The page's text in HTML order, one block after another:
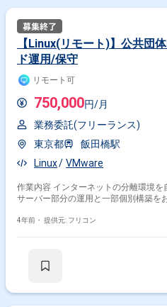
【Linux(リモート)】公共団
ド運用/保守
リモート可
750,000円/月
業務委託(フリーランス)
東京都
飯田橋駅
Linux
VMware
作業内容 インターネットの分離環境を
サーバー部分の運用と一部個別構築を
4年前・ 提供元: フリコン